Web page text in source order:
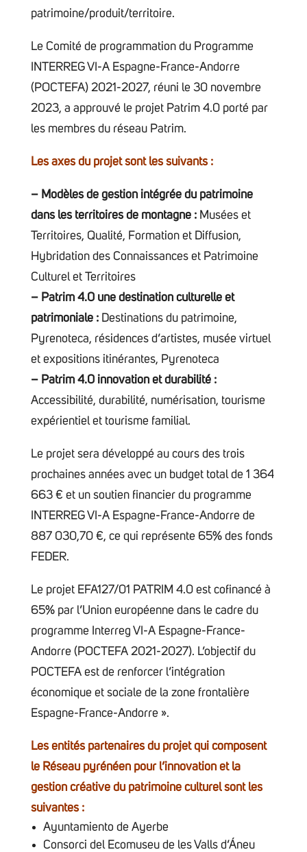
patrimoine/produit/territoire.
Le Comité de programmation du Programme
INTERREG VI-A Espagne-France-Andorre
(POCTEFA) 2021-2027, réuni le 30 novembre
2023, a approuvé le projet Patrim 4.0 porté par
les membres du réseau Patrim.
Les axes du projet sont les suivants :
– Modèles de gestion intégrée du patrimoine
dans les territoires de montagne :Musées et
Territoires, Qualité, Formation et Diffusion,
Hybridation des Connaissances et Patrimoine
Culturel et Territoires
– Patrim 4.0 une destination culturelle et
patrimoniale :Destinations du patrimoine,
Pyrenoteca, résidences d’artistes, musée virtuel
et expositions itinérantes, Pyrenoteca
– Patrim 4.0 innovation et durabilité :
Accessibilité, durabilité, numérisation, tourisme
expérientiel et tourisme familial.
Le projet sera développé au cours des trois
prochaines années avec un budget total de 1 364
663 € et un soutien financier du programme
INTERREG VI-A Espagne-France-Andorre de
887 030,70 €, ce qui représente 65% des fonds
FEDER.
Le projet EFA127/01 PATRIM 4.0 est cofinancé à
65% par l’Union européenne dans le cadre du
programme Interreg VI-A Espagne-France-
Andorre (POCTEFA 2021-2027). L’objectif du
POCTEFA est de renforcer l’intégration
économique et sociale de la zone frontalière
Espagne-France-Andorre ».
Les entités partenaires du projet qui composent
le Réseau pyrénéen pour l’innovation et la
gestion créative du patrimoine culturel sont les
suivantes :
Ayuntamiento de Ayerbe
Consorci del Ecomuseu de les Valls d’Áneu